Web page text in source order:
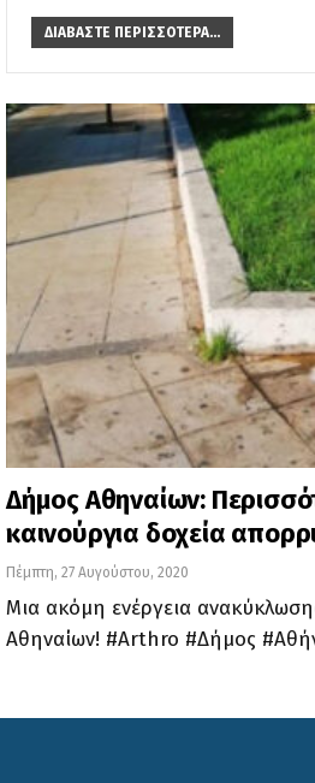
ΔΙΑΒΆΣΤΕ ΠΕΡΙΣΣΌΤΕΡΑ...
Δήμος Αθηναίων:
καινούργια δοχεία
Πέμπτη, 27 Αυγούστου, 2020
Μια ακόμη ενέργεια
Αθηναίων! #Arthro #Δήμος